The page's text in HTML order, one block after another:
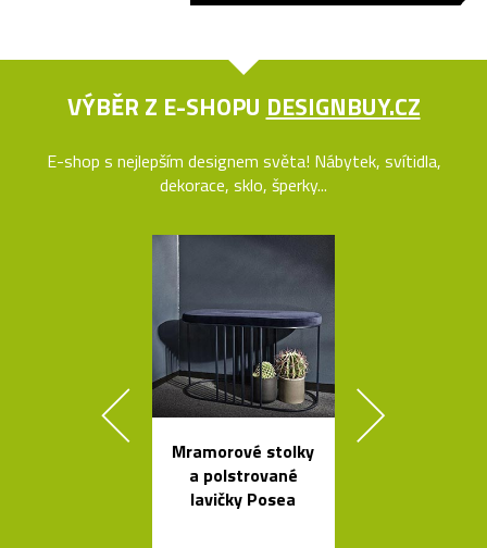
VÝBĚR Z E-SHOPU DESIGNBUY.CZ
E-shop s nejlepším designem světa! Nábytek, svítidla,
dekorace, sklo, šperky...
Mramorové stolky
a polstrované
lavičky Posea